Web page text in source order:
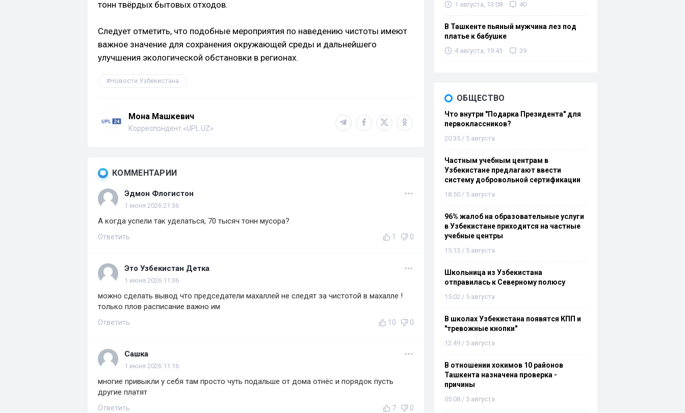
тонн твёрдых бытовых отходов.
Следует отметить, что подобные мероприятия по наведению чистоты имеют
важное значение для сохранения окружающей среды и дальнейшего
улучшения экологической обстановки в регионах.
Новости Узбекистана
Мона Машкевич
Корреспондент «UPL.UZ»
КОММЕНТАРИИ
Эдмон Флогистон
1 июня 2026 21:36
А когда успели так уделаться, 70 тысяч тонн мусора?
Ответить 1 0
Это Узбекистан Детка
1 июня 2026 11:36
можно сделать вывод что председатели махаллей не следят за чистотой в махалле !
только плов расписание важно им
Ответить 10 0
Сашка
1 июня 2026 11:16
многие привыкли у себя там просто чуть подальше от дома отнёс и порядок пусть
другие платят
Ответить 7 0
1 августа, 13:08 40
В Ташкенте пьяный мужчина лез под
платье к бабушке
4 августа, 19:43 39
ОБЩЕСТВО
Что внутри "Подарка Президента" для
первоклассников?
20:35 / 5 августа
Частным учебным центрам в
Узбекистане предлагают ввести
систему добровольной сертификации
18:50 / 5 августа
96% жалоб на образовательные услуги
в Узбекистане приходится на частные
учебные центры
15:13 / 5 августа
Школьница из Узбекистана
отправилась к Северному полюсу
15:02 / 5 августа
В школах Узбекистана появятся КПП и
"тревожные кнопки"
12:49 / 5 августа
В отношении хокимов 10 районов
Ташкента назначена проверка -
причины
05:08 / 5 августа